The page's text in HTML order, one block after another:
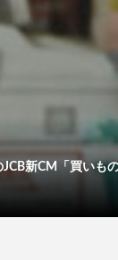
新CM「買いも